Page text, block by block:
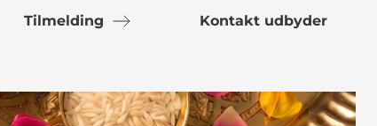
Tilmelding Kontakt udbyder